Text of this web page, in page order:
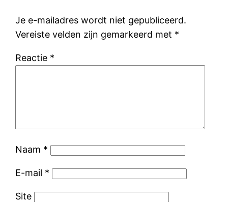
Je e-mailadres wordt niet gepubliceerd.
Vereiste velden zijn gemarkeerd met *
Reactie *
Naam *
E-mail *
Site